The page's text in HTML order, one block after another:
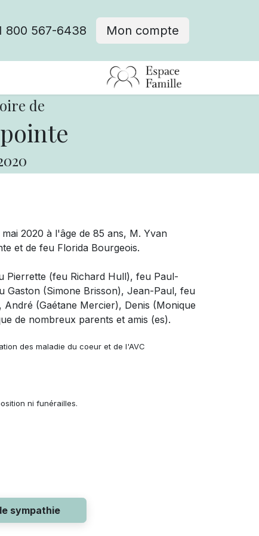
800 567-6438 Mon compte
de
2020 à l'âge de 85 ans, M. Yvan
et de feu Florida Bourgeois.
Pierrette (feu Richard Hull), feu Paul-
Gaston (Simone Brisson), Jean-Paul, feu
(Gaétane Mercier), Denis (Monique
de nombreux parents et amis (es).
des maladie du coeur et de l'AVC
ni funérailles.
sympathie